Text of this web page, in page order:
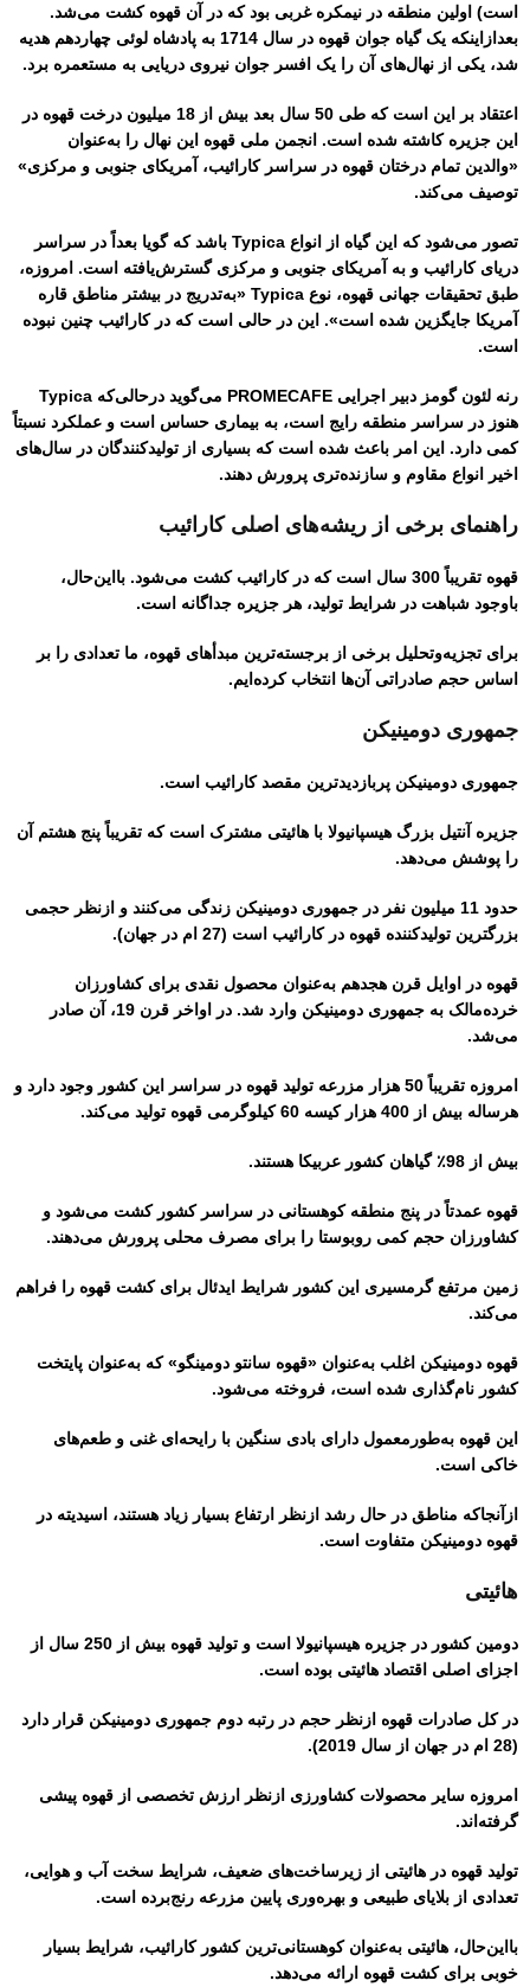
است) اولین منطقه در نیمکره غربی بود که در آن قهوه کشت می‌شد.
بعدازاینکه یک گیاه جوان قهوه در سال 1714 به پادشاه لوئی چهاردهم هدیه
شد، یکی از نهال‌های آن را یک افسر جوان نیروی دریایی به مستعمره برد.
اعتقاد بر این است که طی 50 سال بعد بیش از 18 میلیون درخت قهوه در
این جزیره کاشته شده است. انجمن ملی قهوه این نهال را به‌عنوان
«والدین تمام درختان قهوه در سراسر کارائیب، آمریکای جنوبی و مرکزی»
توصیف می‌کند.
تصور می‌شود که این گیاه از انواع Typica باشد که گویا بعداً در سراسر
دریای کارائیب و به آمریکای جنوبی و مرکزی گسترش‌یافته است. امروزه،
طبق تحقیقات جهانی قهوه، نوع Typica «به‌تدریج در بیشتر مناطق قاره
آمریکا جایگزین شده است». این در حالی است که در کارائیب چنین نبوده
است.
رنه لئون گومز دبیر اجرایی PROMECAFE می‌گوید درحالی‌که Typica
هنوز در سراسر منطقه رایج است، به بیماری حساس است و عملکرد نسبتاً
کمی دارد. این امر باعث شده است که بسیاری از تولیدکنندگان در سال‌های
اخیر انواع مقاوم و سازنده‌تری پرورش دهند.
راهنمای برخی از ریشه‌های اصلی کارائیب
قهوه تقریباً 300 سال است که در کارائیب کشت می‌شود. بااین‌حال،
باوجود شباهت در شرایط تولید، هر جزیره جداگانه است.
برای تجزیه‌وتحلیل برخی از برجسته‌ترین مبدأهای قهوه، ما تعدادی را بر
اساس حجم صادراتی آن‌ها انتخاب کرده‌ایم.
جمهوری دومینیکن
جمهوری دومینیکن پربازدیدترین مقصد کارائیب است.
جزیره آنتیل بزرگ هیسپانیولا با هائیتی مشترک است که تقریباً پنج هشتم آن
را پوشش می‌دهد.
حدود 11 میلیون نفر در جمهوری دومینیکن زندگی می‌کنند و ازنظر حجمی
بزرگترین تولیدکننده قهوه در کارائیب است (27 ام در جهان).
قهوه در اوایل قرن هجدهم به‌عنوان محصول نقدی برای کشاورزان
خرده‌مالک به جمهوری دومینیکن وارد شد. در اواخر قرن 19، آن صادر
می‌شد.
امروزه تقریباً 50 هزار مزرعه تولید قهوه در سراسر این کشور وجود دارد و
هرساله بیش از 400 هزار کیسه 60 کیلوگرمی قهوه تولید می‌کند.
بیش از 98٪ گیاهان کشور عربیکا هستند.
قهوه عمدتاً در پنج منطقه کوهستانی در سراسر کشور کشت می‌شود و
کشاورزان حجم کمی روبوستا را برای مصرف محلی پرورش می‌دهند.
زمین مرتفع گرمسیری این کشور شرایط ایدئال برای کشت قهوه را فراهم
می‌کند.
قهوه دومینیکن اغلب به‌عنوان «قهوه سانتو دومینگو» که به‌عنوان پایتخت
کشور نام‌گذاری شده است، فروخته می‌شود.
این قهوه به‌طورمعمول دارای بادی سنگین با رایحه‌ای غنی و طعم‌های
خاکی است.
ازآنجاکه مناطق در حال رشد ازنظر ارتفاع بسیار زیاد هستند، اسیدیته در
قهوه دومینیکن متفاوت است.
هائیتی
دومین کشور در جزیره هیسپانیولا است و تولید قهوه بیش از 250 سال از
اجزای اصلی اقتصاد هائیتی بوده است.
در کل صادرات قهوه ازنظر حجم در رتبه دوم جمهوری دومینیکن قرار دارد
(28 ام در جهان از سال 2019).
امروزه سایر محصولات کشاورزی ازنظر ارزش تخصصی از قهوه پیشی
گرفته‌اند.
تولید قهوه در هائیتی از زیرساخت‌های ضعیف، شرایط سخت آب و هوایی،
تعدادی از بلایای طبیعی و بهره‌وری پایین مزرعه رنج‌برده است.
بااین‌حال، هائیتی به‌عنوان کوهستانی‌ترین کشور کارائیب، شرایط بسیار
خوبی برای کشت قهوه ارائه می‌دهد.